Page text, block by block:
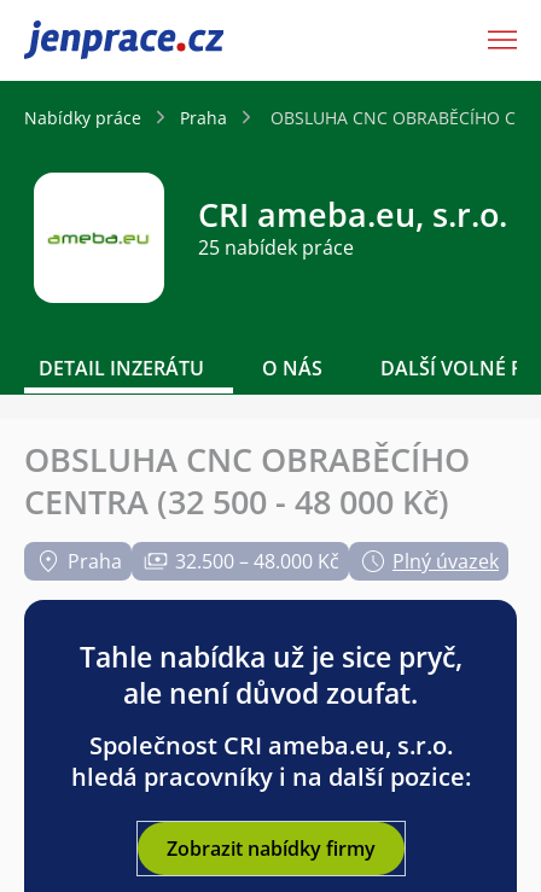
JenPráce.cz
Nabídky práce Praha OBSLUHA CNC OBRABĚCÍHO
CRI ameba.eu, s.r.o.
25 nabídek práce
DETAIL INZERÁTU O NÁS DALŠÍ VOLNÉ
OBSLUHA CNC OBRABĚCÍHO
CENTRA (32 500 - 48 000 Kč)
Praha 32.500 – 48.000 Kč Plný úvazek
Tahle nabídka už je sice pryč,
ale není důvod zoufat.
Společnost CRI ameba.eu, s.r.o.
hledá pracovníky i na další pozice:
Zobrazit nabídky firmy